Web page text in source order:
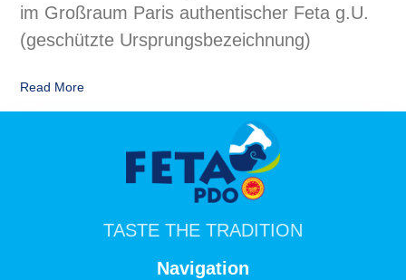
im Großraum Paris authentischer Feta g.U.
(geschützte Ursprungsbezeichnung)
Read More
TASTE THE TRADITION
Navigation